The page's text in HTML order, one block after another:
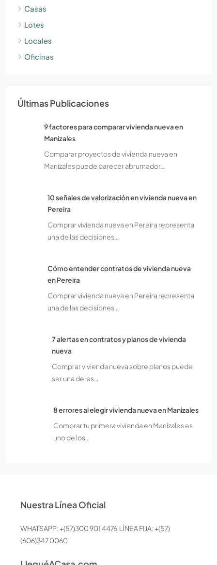
Casas
Lotes
Locales
Oficinas
Últimas Publicaciones
9 factores para comparar vivienda nueva en
Manizales
Comparar proyectos de vivienda nueva en
Manizales puede parecer abrumador…
10 señales de valorización en vivienda nueva en
Pereira
Comprar vivienda nueva en Pereira representa
una de las decisiones…
Cómo entender contratos de vivienda nueva
en Pereira
Comprar vivienda nueva en Pereira representa
una de las decisiones…
7 alertas en contratos y planos de vivienda
nueva
Comprar vivienda nueva sobre planos puede
ser una de las…
8 errores al elegir vivienda nueva en Manizales
Comprar tu primera vivienda en Manizales es
uno de los…
Nuestra Línea Oficial
WHATSAPP: +(57)300 901 4476 LÍNEA FIJA: +(57)
(606)347 0060